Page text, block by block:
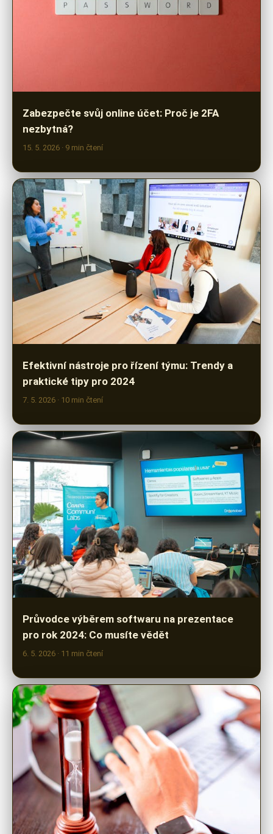
15. 5. 2026· 9 min čtení
Efektivní nástroje pro řízení týmu: Trendy a
7. 5. 2026 · 10 min čtení
Průvodce výběrem softwaru na prezentace
6. 5. 2026· 11 min čtení